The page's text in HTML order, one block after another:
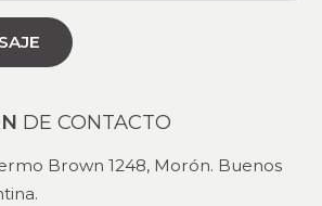
DE CONTACTO
Brown 1248, Morón. Buenos